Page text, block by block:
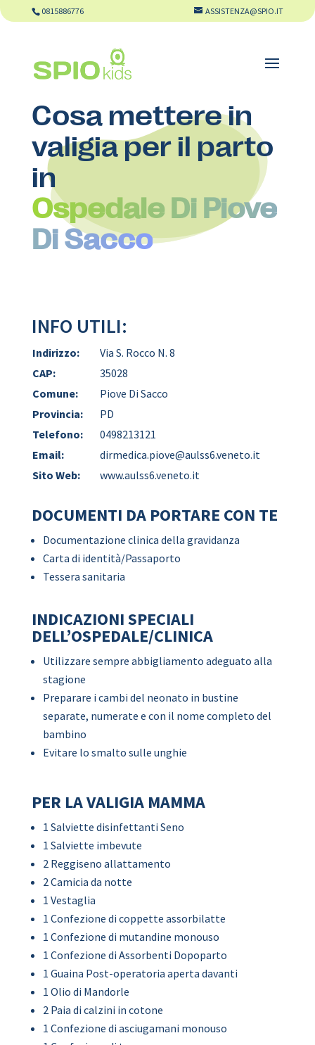
0815886776 ASSISTENZA@SPIO.IT
Cosa mettere in
valigia per il parto
in
Ospedale Di Piove
Di Sacco
INFO UTILI:
Indirizzo:
Via S. Rocco N. 8
CAP:
35028
Comune:
Piove Di Sacco
Provincia:
PD
Telefono:
0498213121
Email:
dirmedica.piove@aulss6.veneto.it
Sito Web:
www.aulss6.veneto.it
DOCUMENTI DA PORTARE CON TE
Documentazione clinica della gravidanza
Carta di identità/Passaporto
Tessera sanitaria
INDICAZIONI SPECIALI
DELL’OSPEDALE/CLINICA
Utilizzare sempre abbigliamento adeguato alla
stagione
Preparare i cambi del neonato in bustine
separate, numerate e con il nome completo del
bambino
Evitare lo smalto sulle unghie
PER LA VALIGIA MAMMA
1 Salviette disinfettanti Seno
1 Salviette imbevute
2 Reggiseno allattamento
2 Camicia da notte
1 Vestaglia
1 Confezione di coppette assorbilatte
1 Confezione di mutandine monouso
1 Confezione di Assorbenti Dopoparto
1 Guaina Post-operatoria aperta davanti
1 Olio di Mandorle
2 Paia di calzini in cotone
1 Confezione di asciugamani monouso